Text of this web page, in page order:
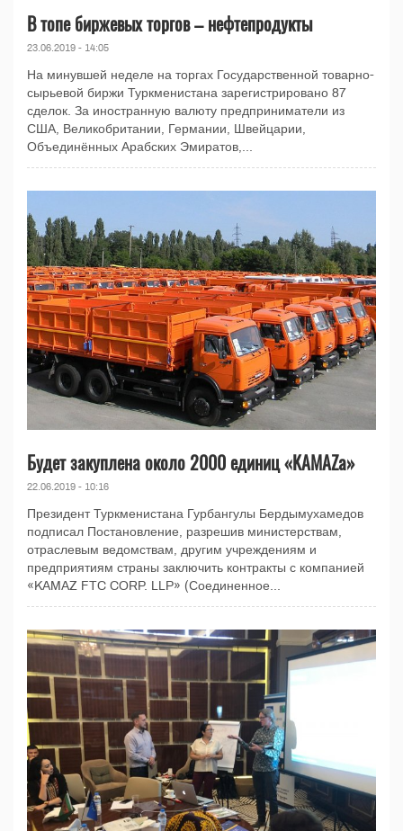
В топе биржевых торгов – нефтепродукты
23.06.2019 - 14:05
На минувшей неделе на торгах Государственной товарно-
сырьевой биржи Туркменистана зарегистрировано 87
сделок. За иностранную валюту предприниматели из
США, Великобритании, Германии, Швейцарии,
Объединённых Арабских Эмиратов,...
Будет закуплена около 2000 единиц «KAMAZа»
22.06.2019 - 10:16
Президент Туркменистана Гурбангулы Бердымухамедов
подписал Постановление, разрешив министерствам,
отраслевым ведомствам, другим учреждениям и
предприятиям страны заключить контракты с компанией
«KAMAZ FTC CORP. LLP» (Соединенное...